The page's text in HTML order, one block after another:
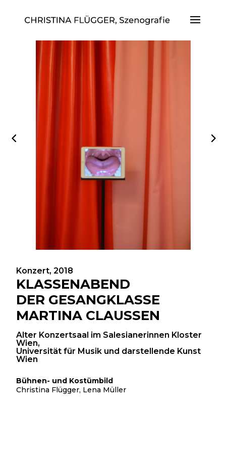
Konzert, 2018
KLASSENABEND
DER GESANGKLASSE
MARTINA CLAUSSEN
Alter Konzertsaal im Salesianerinnen Kloster
Wien,
Universität für Musik und darstellende Kunst
Wien
Bühnen- und Kostümbild
Christina Flügger, Lena Müller